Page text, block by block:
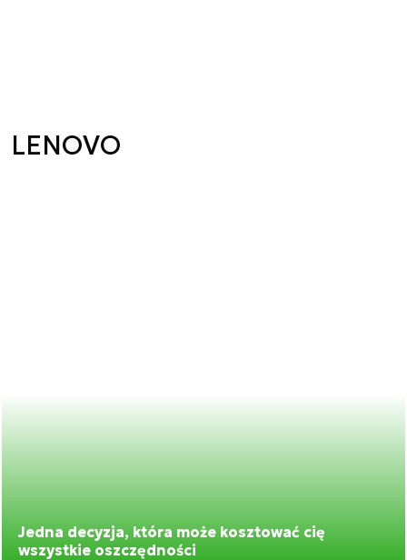
LENOVO
Jedna decyzja, która może kosztować cię
wszystkie oszczędności